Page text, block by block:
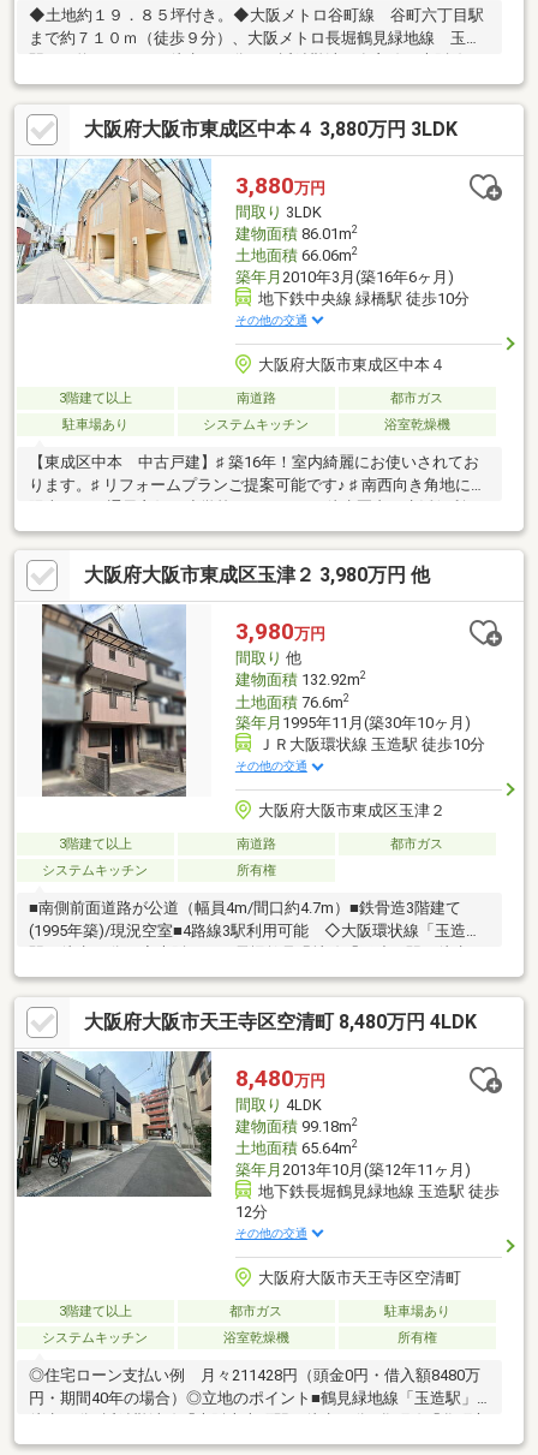
◆土地約１９．８５坪付き。◆大阪メトロ谷町線 谷町六丁目駅
まで約７１０ｍ（徒歩９分）、大阪メトロ長堀鶴見緑地線 玉造
大阪上本町駅まで約９００ｍ（徒歩１２分）です。◆大型ワゴン
車も駐車可能な大型ガレージ付きの広々４ＬＤＫ。 ◆車を
停めても自転車やバイクも停められます。◆阪急オアシス上本町
店まで約４００ｍ、ライフ清水谷店まで約５２０ｍ、ローソン上
本町３丁目店まで約２８５ｍで、買物に大変便利です。◆高津中
学校まで約１７０ｍ、真田山小学校まで約４８０ｍ、うれしい保
育園上本町まで約４１０ｍ、真田山かいせい保育園まで約４４０
ｍです。
大阪府大阪市東成区中本４ 3,880万円 3LDK
3,880万円
間取り 3LDK
建物面積86.01m2
土地面積66.06m2
築年月 2010年3月(築16年6ヶ月)
地下鉄中央線 緑橋駅 徒歩10分
その他の交通
大阪府大阪市東成区中本４
3階建て以上 南道路
都市ガス
駐車場あり
システムキッチン 浴室乾燥機
【東成区中本 中古戸建】♯ 築16年！室内綺麗にお使いされてお
ります。♯ リフォームプランご提案可能です♪ ♯ 南西向き角地にて
陽当たり・通風良好 ♯ 小学校・スーパーも徒歩圏内で生活便利 ♯
最寄り駅中央線「緑橋駅」まで徒歩１０分♯ 2沿線ご利用可能で
す！【住み替え・リフォーム・住宅ローンも幅広く対応】● 他社
で断られた住宅ローンもぜひご相談を。● 住み替えや相続物件の
ご相談も多数実績あり。● 地元密着での販売実績多数！誠実に対
応いたします。 ● 将来を見据えた無理のない支払いプランをご提
案致します。 安心してご相談いただける環境づくりを大切にして
います。
大阪府大阪市東成区玉津２ 3,980万円 他
3,980万円
間取り 他
建物面積132.92m2
土地面積76.6m2
築年月 1995年11月(築30年10ヶ月)
ＪＲ大阪環状線 玉造駅 徒歩10分
その他の交通
大阪府大阪市東成区玉津２
3階建て以上 南道路
都市ガス
システムキッチン
所有権
■南側前面道路が公道（幅員4m/間口約4.7m）■鉄骨造3階建て
(1995年築)/現況空室■4路線3駅利用可能 ◇大阪環状線「玉造」
分 ◇大阪メトロ千日前線・今里筋線「今里」駅 徒歩11分■1
階・2階にキッチン、トイレあり【周辺施設】■大阪市立中道小学
校 約350m ■大阪市立玉津中学校 約250m ■玉津公園 約
110m ■ローソン東小橋二丁目店 約100m■業務スーパー今里店
約460m■ライフ今里店 約520m ■ロイヤルホームセンター森ノ
宮 約1250m
大阪府大阪市天王寺区空清町 8,480万円 4LDK
8,480万円
間取り 4LDK
建物面積99.18m2
土地面積65.64m2
築年月 2013年10月(築12年11ヶ月)
地下鉄長堀鶴見緑地線 玉造駅 徒歩
12分
その他の交通
大阪府大阪市天王寺区空清町
3階建て以上 都市ガス
駐車場あり
システムキッチン
浴室乾燥機 所有権
◎住宅ローン支払い例 月々211428円（頭金0円・借入額8480万
円・期間40年の場合）◎立地のポイント■鶴見緑地線「玉造駅」
徒歩12分■近鉄難波線「大阪上本町駅」徒歩15分■谷町線「谷町六
丁目駅」徒歩16分◎物件のポイント■LDK19.5帖と広く使い勝手が